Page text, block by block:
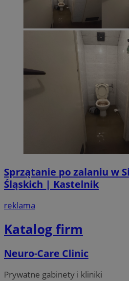
Sprzątanie po zalaniu w
Śląskich | Kastelnik
reklama
Katalog firm
Neuro-Care Clinic
Prywatne gabinety i kliniki